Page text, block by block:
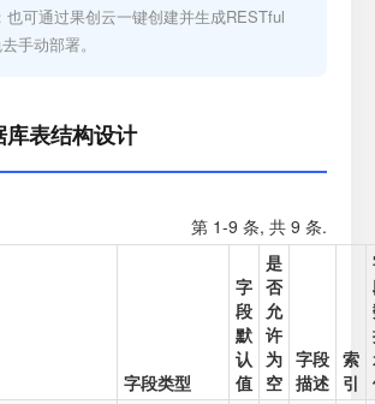
也可通过果创云一键创建并生成RESTful
手动部署。
表结构设计
第 1-9 条, 共 9 条.
字段类型
字
段
默
认
值
是
否
允
许
为
空
字段
描述
索
引